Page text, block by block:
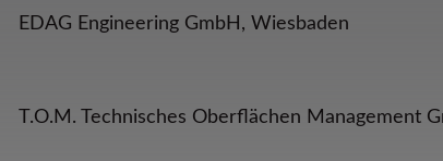
EDAG Engineering GmbH, Wiesbaden
T.O.M. Technisches Oberflächen Management